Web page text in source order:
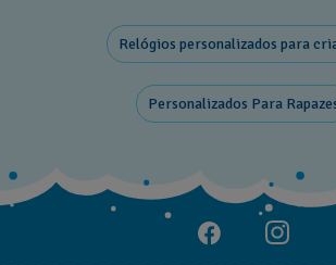
Relógios personalizados para
Personalizados Para